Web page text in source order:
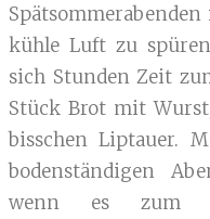
kühle Luft zu
sich Stunden Zeit
Stück Brot mit
bisschen Liptauer.
bodenständigen
wenn es zum